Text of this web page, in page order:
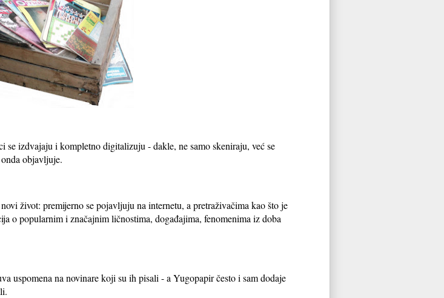
se izdvajaju i kompletno digitalizuju - dakle, ne samo skeniraju, već se
objavljuje.
život: premijerno se pojavljuju na internetu, a pretraživačima kao što je
o popularnim i značajnim ličnostima, događajima, fenomenima iz doba
uspomena na novinare koji su ih pisali - a Yugopapir često i sam dodaje